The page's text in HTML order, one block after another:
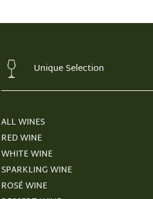
Unique Selection
ALL WINES
RED WINE
WHITE WINE
SPARKLING WINE
ROSÉ WINE